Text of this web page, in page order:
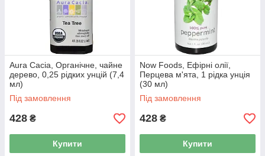
Aura Cacia, Органічне, чайне
дерево, 0,25 рідких унцій (7,4
мл)
Під замовлення
428 ₴
Купити
Now Foods, Ефірні олії,
Перцева м'ята, 1 рідка унція
(30 мл)
Під замовлення
428 ₴
Купити